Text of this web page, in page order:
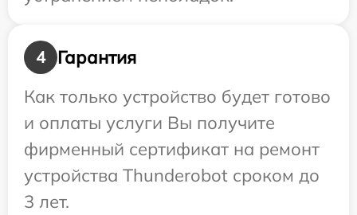
4
Гарантия
Как только устройство будет готово
и оплаты услуги Вы получите
фирменный сертификат на ремонт
устройства Thunderobot сроком до
3 лет.